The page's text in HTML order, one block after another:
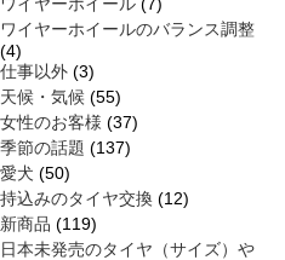
ワイヤーホイールのバランス調整
(4)
仕事以外 (3)
天候・気候 (55)
女性のお客様 (37)
季節の話題 (137)
愛犬 (50)
持込みのタイヤ交換 (12)
新商品 (119)
日本未発売のタイヤ（サイズ）や